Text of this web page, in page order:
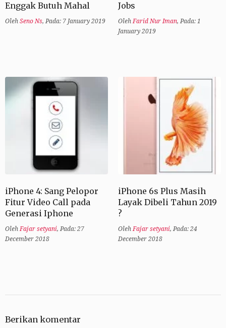
Enggak Butuh Mahal
Oleh Seno Ns,Pada: 7 January 2019
Jobs
OlehFarid Nur Iman,Pada: 1
January 2019
iPhone 4: Sang Pelopor
Fitur Video Call pada
Generasi Iphone
OlehFajar setyani,Pada: 27
December 2018
iPhone 6s Plus Masih
Layak Dibeli Tahun 2019
?
OlehFajar setyani,Pada: 24
December 2018
Berikan komentar